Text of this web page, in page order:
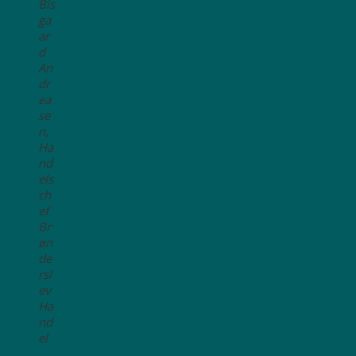
Bis
ga
ar
d
An
dr
ea
se
n,
Ha
nd
els
ch
ef
Br
øn
de
rsl
ev
Ha
nd
el